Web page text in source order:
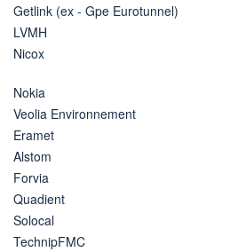
Getlink (ex - Gpe Eurotunnel)
LVMH
Nicox
Nokia
Veolia Environnement
Eramet
Alstom
Forvia
Quadient
Solocal
TechnipFMC